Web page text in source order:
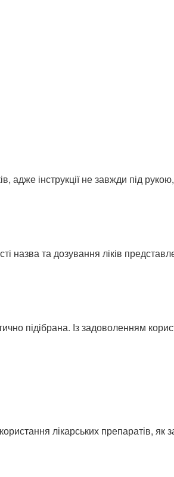
інструкції не завжди під
назва та дозування ліків
підібрана. Із задоволенням
лікарських препаратів, як